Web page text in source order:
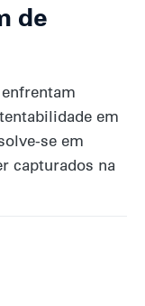
de
em
se em
capturados na